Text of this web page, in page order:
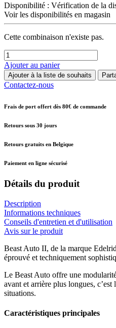
Disponibilité : Vérification de la
Voir les disponibilités en magasin
Cette combinaison n'existe pas.
Ajouter au panier
Ajouter à la liste de souhaits
Contactez-nous
Frais de port offert dès 80€ de commande
Retours sous 30 jours
Retours gratuits en Belgique
Paiement en ligne sécurisé
Détails du produit
Description
Informations techniques
Conseils d'entretien et d'utilisation
Avis sur le produit
Beast Auto II, de la marque
éprouvé et techniquement
Le Beast Auto offre une
avant et arrière plus longues, c’est
situations.
Caractéristiques principales